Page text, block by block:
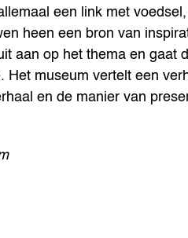
een link met
heen een bron van
aan op het thema en gaat
museum vertelt een
en de manier van